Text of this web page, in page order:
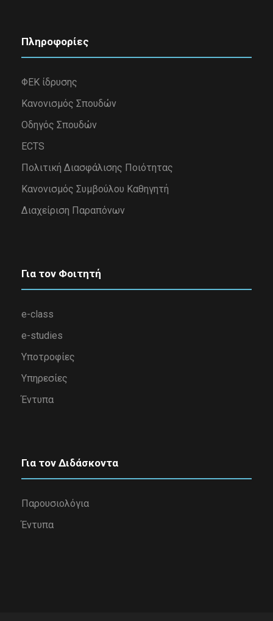
Πληροφορίες
ΦΕΚ ίδρυσης
Κανονισμός Σπουδών
Οδηγός Σπουδών
ECTS
Πολιτική Διασφάλισης Ποιότητας
Κανονισμός Συμβούλου Καθηγητή
Διαχείριση Παραπόνων
Για τον Φοιτητή
e-class
e-studies
Υποτροφίες
Υπηρεσίες
Έντυπα
Για τον Διδάσκοντα
Παρουσιολόγια
Έντυπα